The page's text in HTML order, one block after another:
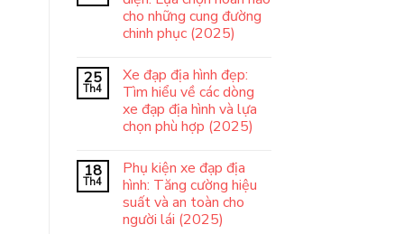
cho những cung đường
chinh phục (2025)
25
Th4
Xe đạp địa hình đẹp:
Tìm hiểu về các dòng
xe đạp địa hình và lựa
chọn phù hợp (2025)
18
Th4
Phụ kiện xe đạp địa
hình: Tăng cường hiệu
suất và an toàn cho
người lái (2025)